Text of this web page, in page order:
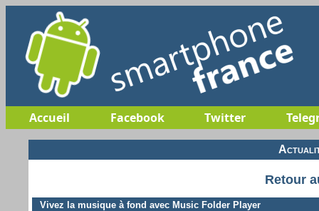
Accueil Facebook Twitter
Retour
Vivez la musique à fond avec Music Folder Player